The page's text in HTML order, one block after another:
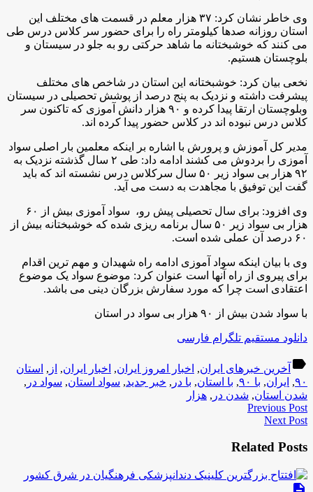
وی خاطر نشان کرد: ۳۷ هزار معلم در قسمت های مختلف این
استان روزانه صدها کیلومتر راه را برای حضور سر کلاس درس طی
می کنند که خوشبختانه ما شاهد حرکتی رو به جلو در سیستان و
بلوچستان هستیم.
نخعی بیان کرد: خوشبختانه این استان در شاخص های مختلف
پیشرفت داشته و نزدیک به پنج درصد از پوشش تحصیلی در سیستان
وبلوچستان ارتقا پیدا کرده و ۹۰ هزار دانش آموزی که تاکنون سر
کلاس درس نبوده اند در کلاس حضور پیدا کرده اند.
مدیر کل آموزش و پرورش با اشاره بر اینکه معلمین بار اصلی سواد
آموزی را بردوش می کشند ادامه داد: طی ۲ سال گذشته نزدیک به
۹۲ هزار بی سواد زیر ۵۰ سال سرکلاس درس نشسته اند که باید
گفت این توفیق با مجاهدت به دست می آید.
وی افزود: برای سال تحصیلی پیش رو، سواد آموزی بیش از ۶۰
هزار بی سواد زیر ۵۰ سال برنامه ریزی شده که خوشبختانه بیش از
۶۰ درصد آن عملی شده است.
وی با بیان اینکه سواد آموزی ادامه راه شهیدان و مهم ترین اقدام
برای پیروی از راه آنها است عنوان کرد: موضوع سواد یک موضوع
اعتقادی است چرا که مورد سفارش بزرگان دینی می باشد.
با سواد شدن بیش از ۹۰ هزار بی سواد در استان
دانلود مستقیم تلگرام فارسی
label آخرین خبرهای ایران, اخبار امروز ایران, اخبار ایران, از , استان
۹۰, ایران, با ۹۰ , با استان, با در , خبر جدید, سواد استان, سواد در ,
شدن استان, شدن در , هزار
Previous Post
Next Post
Related Posts